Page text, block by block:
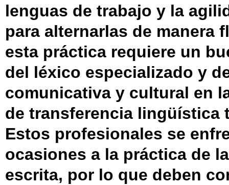
lenguas de trabajo y la
para alternarlas de manera
esta práctica requiere un
del léxico especializado y
comunicativa y cultural en
de transferencia lingüística
Estos profesionales se
ocasiones a la práctica de
escrita, por lo que deben